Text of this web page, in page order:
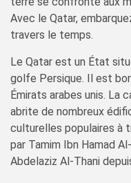
Avec le Qatar,
travers le temps.
Le Qatar est un État
golfe Persique. Il est
Émirats arabes unis. La
abrite de nombreux
culturelles populaires à
par Tamim Ibn Hamad
Abdelaziz Al-Thani